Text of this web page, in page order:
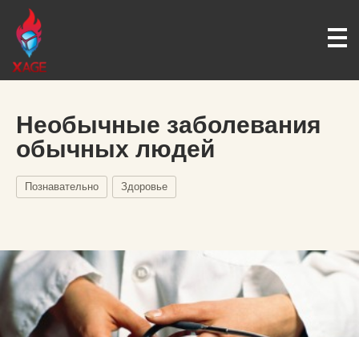
Необычные заболевания
обычных людей
Познавательно Здоровье